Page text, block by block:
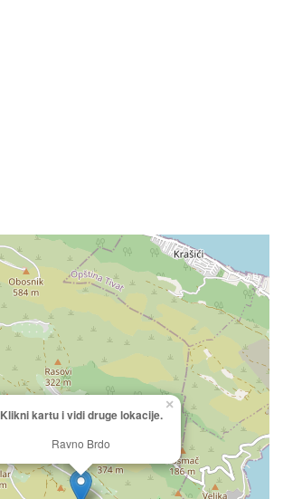
Klikni kartu i vidi druge lokacije.
Ravno Brdo
×